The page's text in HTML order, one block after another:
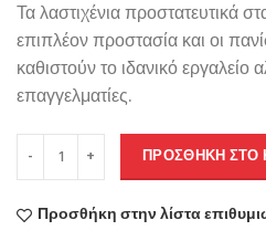
Τα λαστιχένια προστατευτικά
επιπλέον προστασία και οι
καθιστούν το ιδανικό εργαλείο
επαγγελματίες.
ΠΡΟΣΘΉΚΗ ΣΤΟ
Προσθήκη στην λίστα